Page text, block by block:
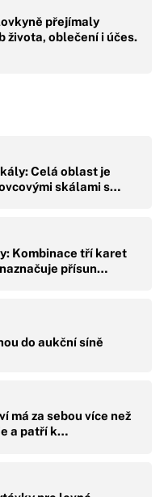
přejímaly
života, oblečení i účes.
Celá oblast je
skálami s…
Kombinace tří karet
přísun…
do aukční síně
má za sebou více než
a patří k…